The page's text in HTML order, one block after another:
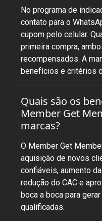
No programa de
contato para o
cupom pelo celular.
primeira compra,
recompensados. A
benefícios e critérios
Quais são os
Member Get
marcas?
O Member Get
aquisição de novos
confiáveis, aumento
redução do CAC e
boca a boca para
qualificadas.